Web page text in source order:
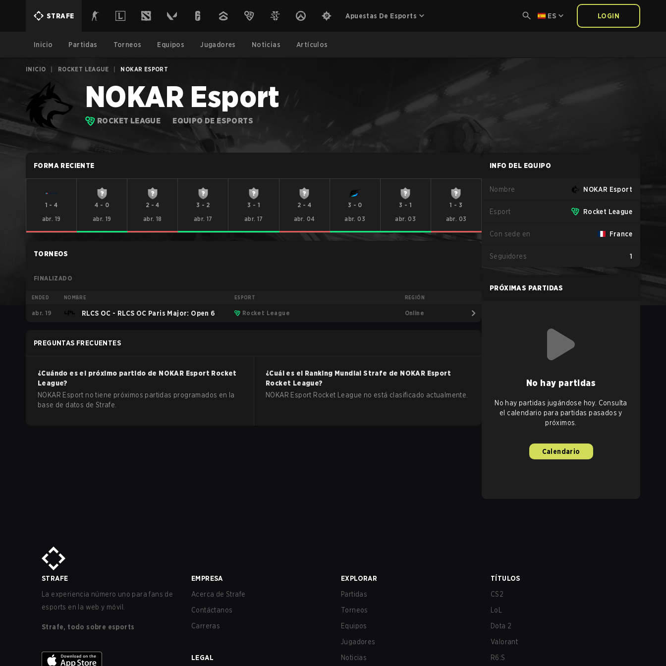
STRAFE Apuestas De Esports ES LOGIN
Inicio Partidas Torneos Equipos Jugadores Noticias Artículos
INICIO ROCKET LEAGUE NOKAR ESPORT
NOKAR Esport
ROCKET LEAGUE EQUIPO DE ESPORTS
FORMA RECIENTE
1 -4
abr. 19
4 - 0
abr. 19
2 -4
abr. 18
3 - 2
abr. 17
3 - 1
abr. 17
2 - 4
abr. 04
3 - 0
abr. 03
3 - 1
abr. 03
1 - 3
abr. 03
TORNEOS
FINALIZADO
ENDED NOMBRE ESPORT REGIÓN
abr. 19 RLCS OC - RLCS OC Paris Major: Open 6 Rocket League Online
PREGUNTAS FRECUENTES
¿Cuándo es el próximo partido de NOKAR Esport Rocket
League?
NOKAR Esport no tiene próximos partidas programados en la
base de datos de Strafe.
¿Cuál es el Ranking Mundial Strafe de NOKAR Esport
Rocket League?
NOKAR Esport Rocket League no está clasificado actualmente.
INFO DEL EQUIPO
Nombre NOKAR Esport
Esport Rocket League
Con sede en France
Seguidores 1
PRÓXIMAS PARTIDAS
No hay partidas
No hay partidas jugándose hoy. Consulta
el calendario para partidas pasados y
próximos.
Calendario
STRAFE
La experiencia número uno para fans de
esports en la web y móvil.
Strafe, todo sobre esports
EMPRESA
Acerca de Strafe
Contáctanos
Carreras
LEGAL
EXPLORAR
Partidas
Torneos
Equipos
Jugadores
Noticias
TÍTULOS
CS2
LoL
Dota 2
Valorant
R6:S